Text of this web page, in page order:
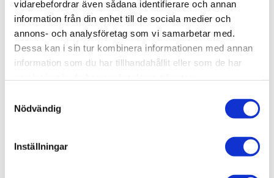
vidarebefordrar även sådana identifierare och annan
information från din enhet till de sociala medier och
annons- och analysföretag som vi samarbetar med.
Dessa kan i sin tur kombinera informationen med annan
information som du har tillhandahållit eller som de har
Nödvändig
Inställningar
Produktinformation
artikelnummer:
56030979+80000688+80001678-
INR
Varumärken / INR /